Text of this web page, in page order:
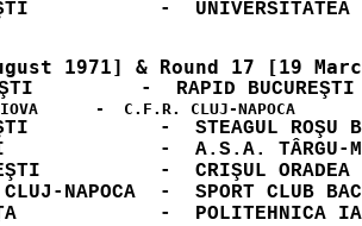
-  STEAGUL
-  A.S.A.
-  CRIŞUL
CLUJ-NAPOCA  -  SPORT
-